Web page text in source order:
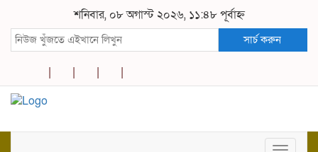
শনিবার, ০৮ অগাস্ট ২০২৬, ১১:৪৮ পূর্বাহ্ন
সার্চ করুন